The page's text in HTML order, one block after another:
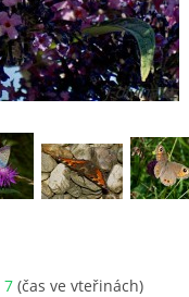
7 (čas ve vteřinách)